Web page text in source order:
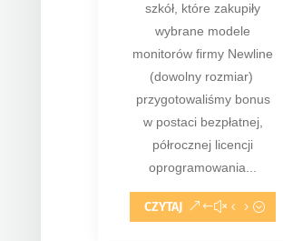
szkół, które zakupiły
wybrane modele
monitorów firmy Newline
(dowolny rozmiar)
przygotowaliśmy bonus
w postaci bezpłatnej,
półrocznej licencji
oprogramowania...
CZYTAJ